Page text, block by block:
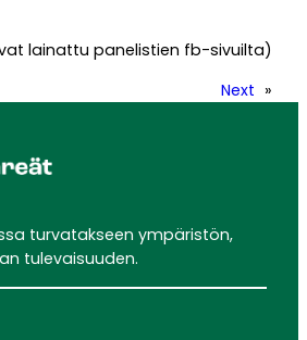
lainattu panelistien fb-sivuilta)
Next »
turvatakseen ympäristön,
tulevaisuuden.